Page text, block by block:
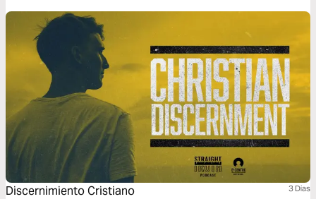
apropiadas para superar las dificultades propias de la vida.
Discernimiento Cristiano 3 Dias